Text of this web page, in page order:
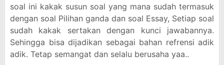
soal ini kakak susun soal yang mana sudah termasuk
dengan soal Pilihan ganda dan soal Essay, Setiap soal
sudah kakak sertakan dengan kunci jawabannya.
Sehingga bisa dijadikan sebagai bahan refrensi adik
adik. Tetap semangat dan selalu berusaha yaa..